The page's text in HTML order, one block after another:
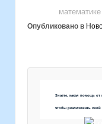
Опубликовано в
Знаете, какая помощь от
чтобы реализовать